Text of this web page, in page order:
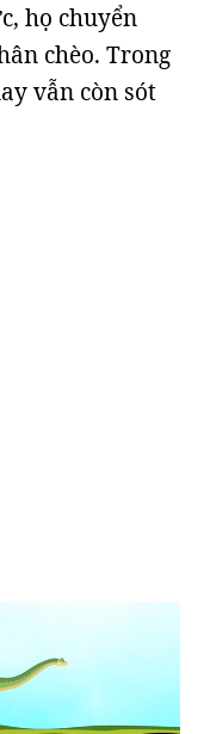
họ chuyển
chèo. Trong
vẫn còn sót